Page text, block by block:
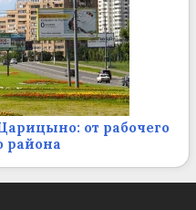
от рабочего
района